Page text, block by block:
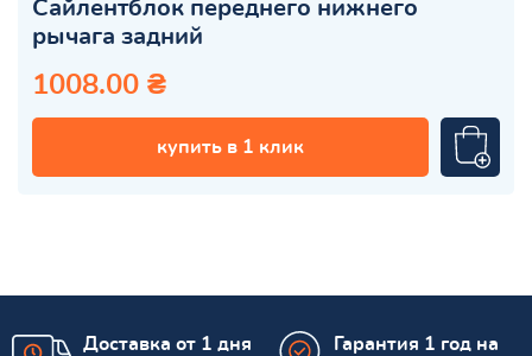
Сайлентблок переднего нижнего
рычага задний
1008.00 ₴
купить в 1 клик
Доставка от 1 дня
Гарантия 1 год на